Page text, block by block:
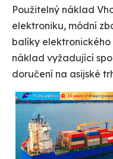
Použitelný náklad
elektroniku, módní
balíky
náklad vyžadující
doručení na asijské